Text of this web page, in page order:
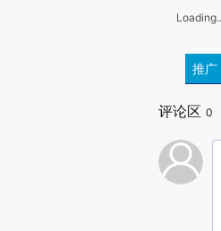
推广
评论区 0